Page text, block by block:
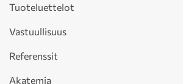
Tuoteluettelot
Vastuullisuus
Referenssit
Akatemia